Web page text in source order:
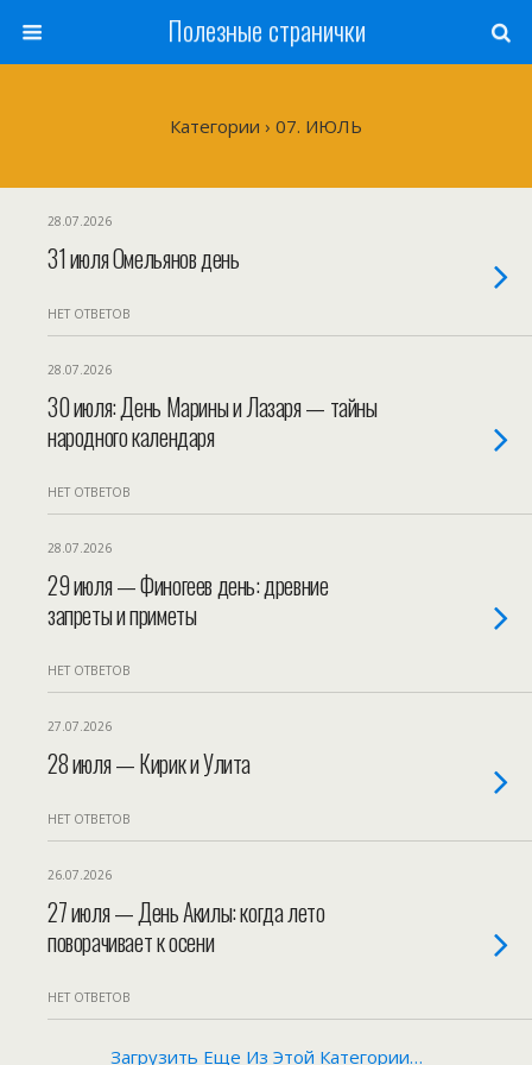
Полезные странички
Категории › 07. ИЮЛЬ
28.07.2026
31 июля Омельянов день
НЕТ ОТВЕТОВ
28.07.2026
30 июля: День Марины и Лазаря — тайны
народного календаря
НЕТ ОТВЕТОВ
28.07.2026
29 июля — Финогеев день: древние
запреты и приметы
НЕТ ОТВЕТОВ
27.07.2026
28 июля — Кирик и Улита
НЕТ ОТВЕТОВ
26.07.2026
27 июля — День Акилы: когда лето
поворачивает к осени
НЕТ ОТВЕТОВ
Загрузить Еще Из Этой Категории…